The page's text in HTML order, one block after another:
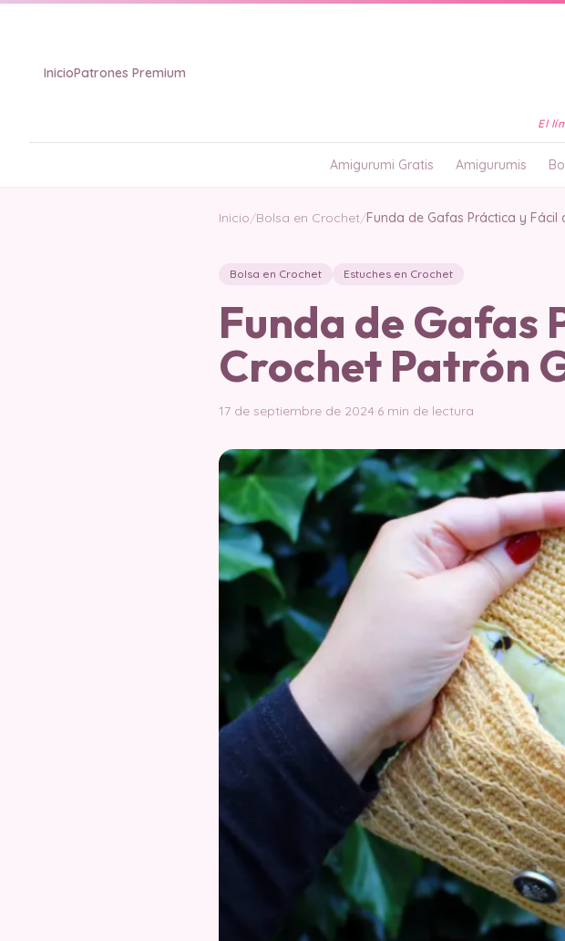
InicioPatrones Premium
El
Amigurumi Gratis Amigurumis
Inicio/Bolsa en Crochet/Funda de Gafas Práctica y Fácil
Bolsa en Crochet Estuches en Crochet
Funda de Gafas
Crochet Patrón
17 de septiembre de 2024·6 min de lectura